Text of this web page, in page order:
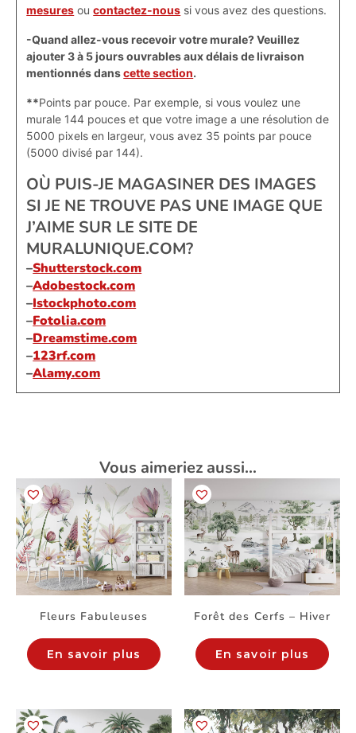
mesures oucontactez-nous si vous avez des questions.
-Quand allez-vous recevoir votre murale? Veuillez
ajouter 3 à 5 jours ouvrables aux délais de livraison
mentionnés danscette section.
**Points par pouce. Par exemple, si vous voulez une
murale 144 pouces et que votre image a une résolution de
5000 pixels en largeur, vous avez 35 points par pouce
(5000 divisé par 144).
OÙ PUIS-JE MAGASINER DES IMAGES
SI JE NE TROUVE PAS UNE IMAGE QUE
J’AIME SUR LE SITE DE
MURALUNIQUE.COM?
–Shutterstock.com
–Adobestock.com
–Istockphoto.com
–Fotolia.com
–Dreamstime.com
–123rf.com
–Alamy.com
Vous aimeriez aussi…
Fleurs Fabuleuses
En savoir plus
Forêt des Cerfs – Hiver
En savoir plus